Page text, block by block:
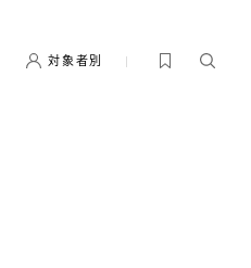
対象者別